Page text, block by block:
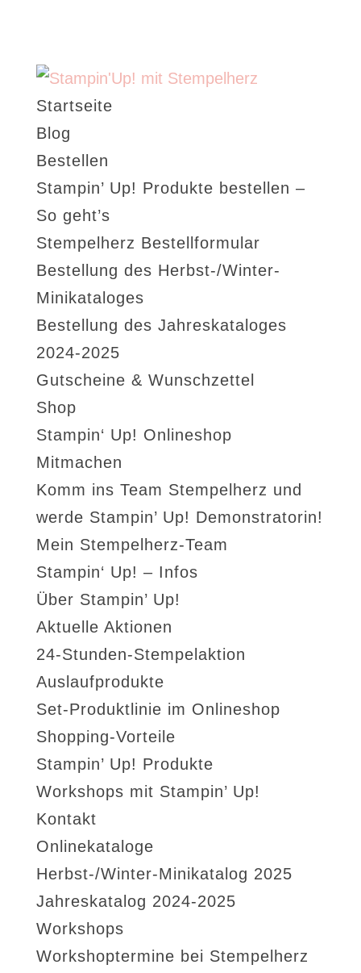
Startseite
Blog
Bestellen
Stampin’ Up! Produkte bestellen –
So geht’s
Stempelherz Bestellformular
Bestellung des Herbst-/Winter-
Minikataloges
Bestellung des Jahreskataloges
2024-2025
Gutscheine & Wunschzettel
Shop
Stampin‘ Up! Onlineshop
Mitmachen
Komm ins Team Stempelherz und
werde Stampin’ Up! Demonstratorin!
Mein Stempelherz-Team
Stampin‘ Up! – Infos
Über Stampin’ Up!
Aktuelle Aktionen
24-Stunden-Stempelaktion
Auslaufprodukte
Set-Produktlinie im Onlineshop
Shopping-Vorteile
Stampin’ Up! Produkte
Workshops mit Stampin’ Up!
Kontakt
Onlinekataloge
Herbst-/Winter-Minikatalog 2025
Jahreskatalog 2024-2025
Workshops
Workshoptermine bei Stempelherz